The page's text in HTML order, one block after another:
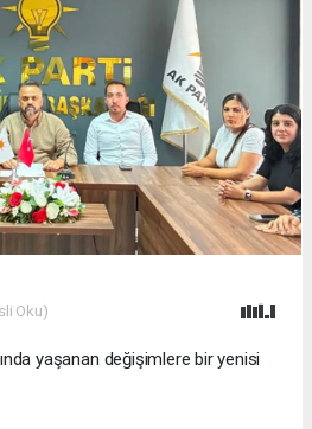
Oku)
yaşanan değişimlere bir yenisi